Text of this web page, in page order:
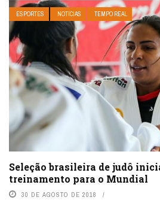
ESPORTES NOTÍCIAS TEMPO REAL
Seleção brasileira de judô
treinamento para o Mundial
30 DE AGOSTO DE 2018